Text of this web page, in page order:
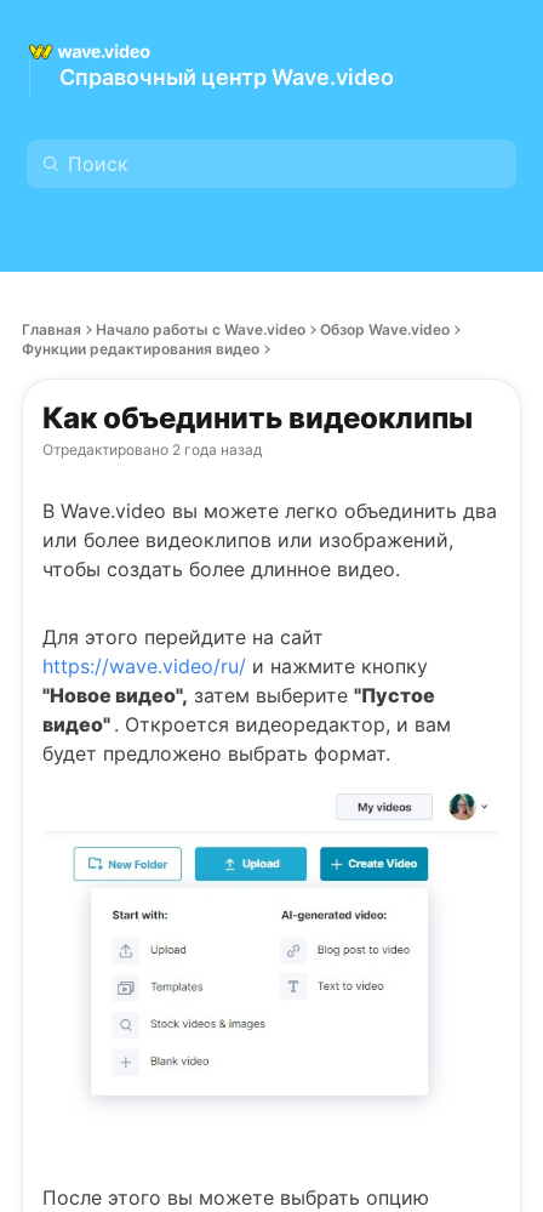
Справочный центр Wave.video
Главная Начало работы с Wave.video
Обзор Wave.video
Функции редактирования видео
Как объединить видеоклипы
Отредактировано 2 года назад
В Wave.video вы можете легко объединить два
или более видеоклипов или изображений,
чтобы создать более длинное видео.
Для этого перейдите на сайт
https://wave.video/ru/ и нажмите кнопку
"Новое видео", затем выберите "Пустое
видео" . Откроется видеоредактор, и вам
будет предложено выбрать формат.
После этого вы можете выбрать опцию